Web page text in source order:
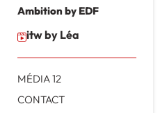
Ambition by EDF
itw by Léa
MÉDIA 12
CONTACT